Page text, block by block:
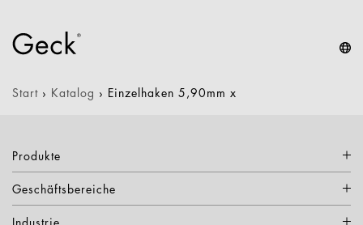
Start › Katalog › Einzelhaken 5,90mm x
Produkte
Geschäftsbereiche